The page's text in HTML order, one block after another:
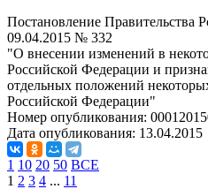
Постановление Правительства
09.04.2015 № 332
"О внесении изменений в
Российской Федерации и
отдельных положений
Российской Федерации"
Номер опубликования:
Дата опубликования: 13.04.2015
1 10 20 50 ВСЕ
1 2 3 4 ... 11